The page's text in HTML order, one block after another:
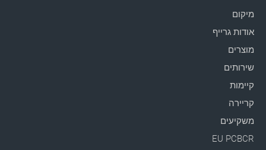
מיקום
אודות גרייף
מוצרים
שירותים
קיימות
קריירה
משקיעים
EU PCBCR